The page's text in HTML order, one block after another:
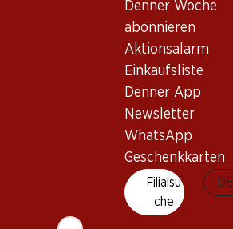
Denner Woche
abonnieren
Aktionsalarm
Einkaufsliste
Denner App
Newsletter
WhatsApp
Geschenkkarten
Filialsu
che
DE
Wissenswertes
Aragonês (Tempranillo)
Trinkreife